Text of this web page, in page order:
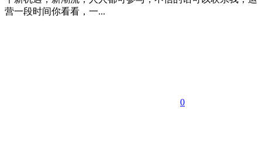
营一段时间你看看，一...
0